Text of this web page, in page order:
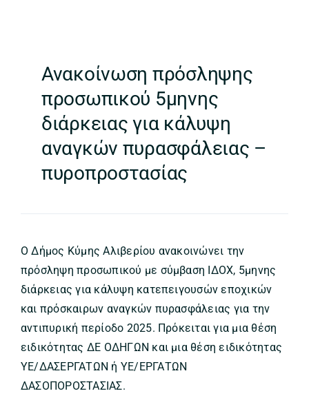
Ανακοίνωση πρόσληψης
προσωπικού 5μηνης
διάρκειας για κάλυψη
αναγκών πυρασφάλειας –
πυροπροστασίας
Ο Δήμος Κύμης Αλιβερίου ανακοινώνει την
πρόσληψη προσωπικού με σύμβαση ΙΔΟΧ, 5μηνης
διάρκειας για κάλυψη κατεπειγουσών εποχικών
και πρόσκαιρων αναγκών πυρασφάλειας για την
αντιπυρική περίοδο 2025. Πρόκειται για μια θέση
ειδικότητας ΔΕ ΟΔΗΓΩΝ και μια θέση ειδικότητας
ΥΕ/ΔΑΣΕΡΓΑΤΩΝ ή ΥΕ/ΕΡΓΑΤΩΝ
ΔΑΣΟΠΟΡΟΣΤΑΣΙΑΣ.